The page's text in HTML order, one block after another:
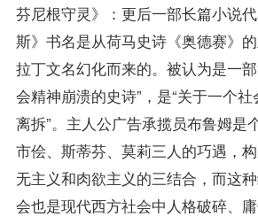
芬尼根守灵》：更后一部长篇小说
斯》书名是从荷马史诗《奥德赛》
拉丁文名幻化而来的。被认为是一
会精神崩溃的史诗”，是“关于一个
离拆”。主人公广告承揽员布鲁姆是
市侩、斯蒂芬、莫莉三人的巧遇，
无主义和肉欲主义的三结合，而这
会也是现代西方社会中人格破碎、